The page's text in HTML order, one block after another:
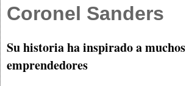
Coronel Sanders
Su historia ha inspirado a muchos
emprendedores